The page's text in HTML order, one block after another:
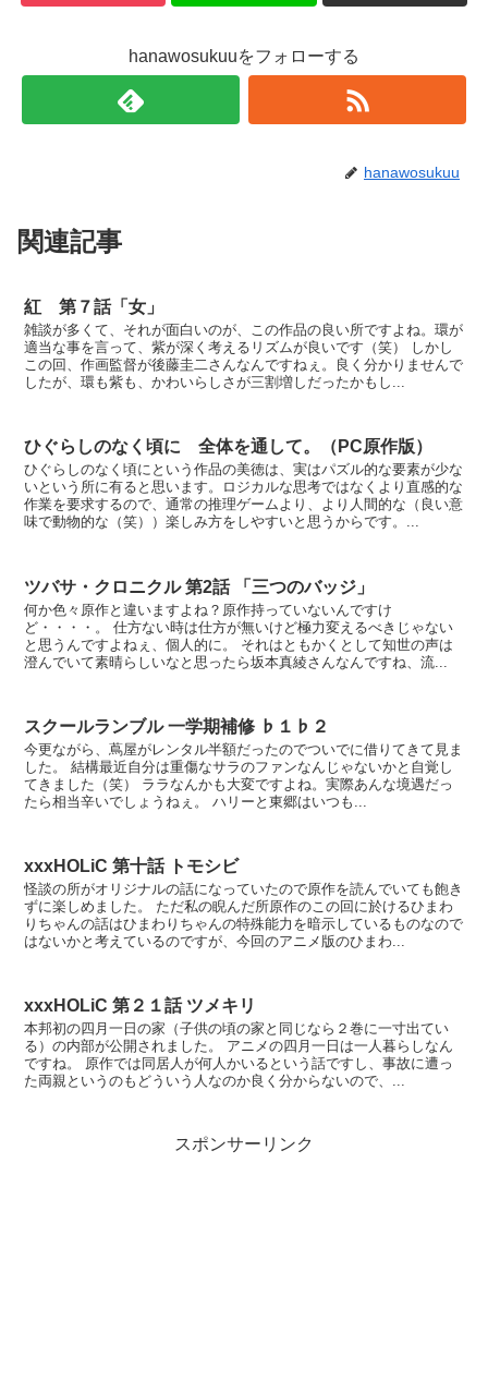
hanawosukuuをフォローする
hanawosukuu
関連記事
紅 第７話「女」
雑談が多くて、それが面白いのが、この作品の良い所ですよね。環が
適当な事を言って、紫が深く考えるリズムが良いです（笑） しかし
この回、作画監督が後藤圭二さんなんですねぇ。良く分かりませんで
したが、環も紫も、かわいらしさが三割増しだったかもし...
ひぐらしのなく頃に 全体を通して。（PC原作版）
ひぐらしのなく頃にという作品の美徳は、実はパズル的な要素が少な
いという所に有ると思います。ロジカルな思考ではなくより直感的な
作業を要求するので、通常の推理ゲームより、より人間的な（良い意
味で動物的な（笑））楽しみ方をしやすいと思うからです。...
ツバサ・クロニクル 第2話 「三つのバッジ」
何か色々原作と違いますよね？原作持っていないんですけ
ど・・・・。 仕方ない時は仕方が無いけど極力変えるべきじゃない
と思うんですよねぇ、個人的に。 それはともかくとして知世の声は
澄んでいて素晴らしいなと思ったら坂本真綾さんなんですね、流...
スクールランブル 一学期補修 ♭１♭２
今更ながら、蔦屋がレンタル半額だったのでついでに借りてきて見ま
した。 結構最近自分は重傷なサラのファンなんじゃないかと自覚し
てきました（笑） ララなんかも大変ですよね。実際あんな境遇だっ
たら相当辛いでしょうねぇ。 ハリーと東郷はいつも...
xxxHOLiC 第十話 トモシビ
怪談の所がオリジナルの話になっていたので原作を読んでいても飽き
ずに楽しめました。 ただ私の睨んだ所原作のこの回に於けるひまわ
りちゃんの話はひまわりちゃんの特殊能力を暗示しているものなので
はないかと考えているのですが、今回のアニメ版のひまわ...
xxxHOLiC 第２１話 ツメキリ
本邦初の四月一日の家（子供の頃の家と同じなら２巻に一寸出てい
る）の内部が公開されました。 アニメの四月一日は一人暮らしなん
ですね。 原作では同居人が何人かいるという話ですし、事故に遭っ
た両親というのもどういう人なのか良く分からないので、...
スポンサーリンク